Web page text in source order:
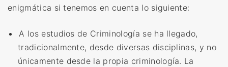
enigmática sitenemos en cuenta lo siguiente:
A los estudios de Criminología se ha llegado,
tradicionalmente, desde diversas disciplinas, y no
únicamente desde la propia criminología. La